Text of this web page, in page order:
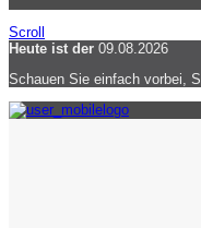
Scroll
Heute ist der 09.08.2026
Schauen Sie einfach vorbei,